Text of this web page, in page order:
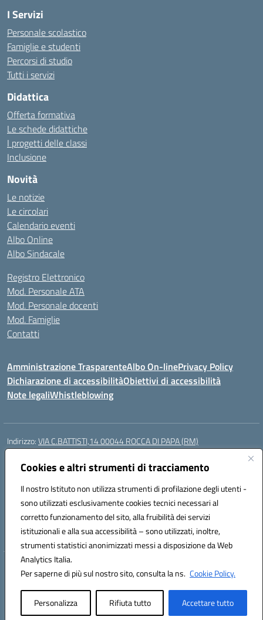
Cookies e altri strumenti di tracciamento
Il nostro Istituto non utilizza strumenti di profilazione degli utenti -
sono utilizzati esclusivamente cookies tecnici necessari al
corretto funzionamento del sito, alla fruibilità dei servizi
istituzionali e alla sua accessibilità – sono utilizzati, inoltre,
strumenti statistici anonimizzati messi a disposizione da Web
Analytics Italia.
Per saperne di più sul nostro sito, consulta la ns. Cookie Policy.
Personalizza Rifiuta tutto Accettare tutto
I Servizi
Personale scolastico
Famiglie e studenti
Percorsi di studio
Tutti i servizi
Didattica
Offerta formativa
Le schede didattiche
I progetti delle classi
Inclusione
Novità
Le notizie
Le circolari
Calendario eventi
Albo Online
Albo Sindacale
Registro Elettronico
Mod. Personale ATA
Mod. Personale docenti
Mod. Famiglie
Contatti
Amministrazione TrasparenteAlbo On-linePrivacy Policy
Dichiarazione di accessibilitàObiettivi di accessibilità
Note legaliWhistleblowing
Indirizzo:VIA C.BATTISTI,14 00044 ROCCA DI PAPA (RM)
Centralino:
Posta elettronica certificata (PEC):rmic8aq00n@pec.istruzione.it
Codice fiscale: 84002620585
Codice meccanografico:RMIC8AQ00N
Codice Indice delle Pubbliche Amministrazioni (IPA): istsc_rmic8aq00n
Codice unico di fatturazione (CUF): 7JVJUU
Hosting & Powered by 3D Solution S.r.l.
Concept & Design by Designers Italia